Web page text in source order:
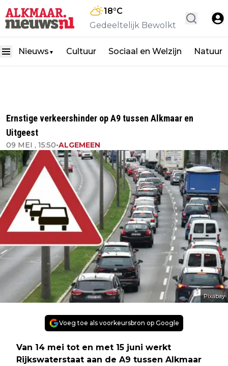
18°C
Gedeeltelijk Bewolkt
Nieuws ▼ Cultuur Sociaal en Welzijn Natuur
Ernstige verkeershinder op A9 tussen Alkmaar en
Uitgeest
09 MEI , 15:50•ALGEMEEN
Pixabay
Voeg toe als voorkeursbron op Google
Van 14 mei tot en met 15 juni werkt
Rijkswaterstaat aan de A9 tussen Alkmaar